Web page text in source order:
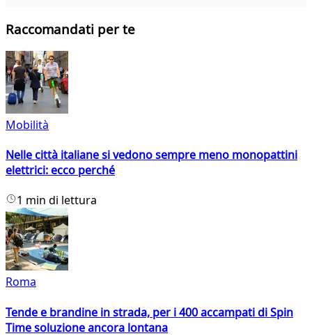
Raccomandati per te
Mobilità
Nelle città italiane si vedono sempre meno monopattini
elettrici: ecco perché
1 min di lettura
Roma
Tende e brandine in strada, per i 400 accampati di Spin
Time soluzione ancora lontana